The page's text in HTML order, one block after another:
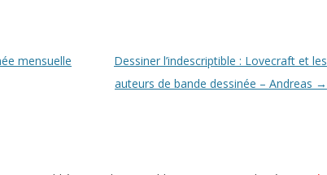
mensuelle
Dessiner l’indescriptible : Lovecraft et les
auteurs de bande dessinée – Andreas →